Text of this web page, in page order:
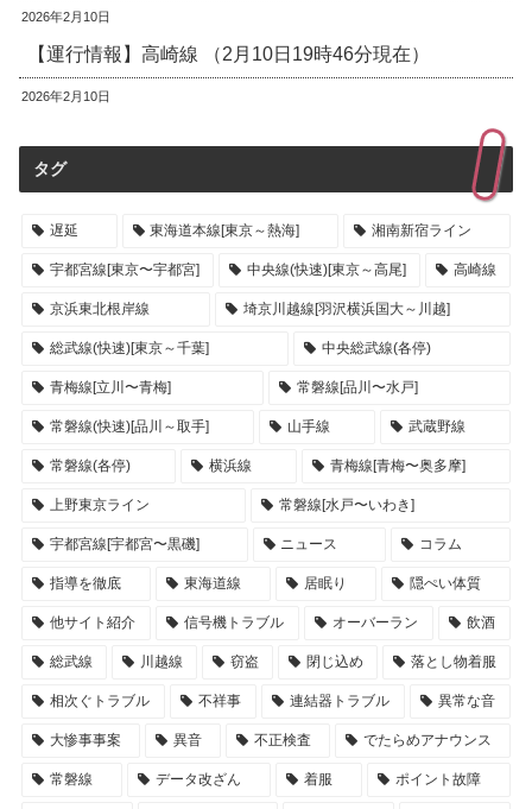
2026年2月10日
【運行情報】高崎線 （2月10日19時46分現在）
2026年2月10日
タグ
遅延 東海道本線[東京～熱海] 湘南新宿ライン
宇都宮線[東京〜宇都宮] 中央線(快速)[東京～高尾] 高崎線
京浜東北根岸線 埼京川越線[羽沢横浜国大～川越]
総武線(快速)[東京～千葉] 中央総武線(各停)
青梅線[立川〜青梅] 常磐線[品川〜水戸]
常磐線(快速)[品川～取手] 山手線 武蔵野線
常磐線(各停) 横浜線 青梅線[青梅〜奥多摩]
上野東京ライン 常磐線[水戸〜いわき]
宇都宮線[宇都宮〜黒磯] ニュース コラム
指導を徹底 東海道線 居眠り 隠ぺい体質
他サイト紹介 信号機トラブル オーバーラン 飲酒
総武線 川越線 窃盗 閉じ込め 落とし物着服
相次ぐトラブル 不祥事 連結器トラブル 異常な音
大惨事事案 異音 不正検査 でたらめアナウンス
常磐線 データ改ざん 着服 ポイント故障